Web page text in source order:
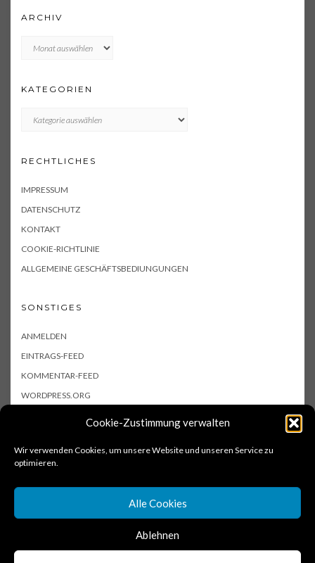
Cookie-Zustimmung verwalten
Wir verwenden Cookies, um unsere Website und unseren Service zu
optimieren.
Alle Cookies
Ablehnen
ARCHIV
KATEGORIEN
RECHTLICHES
IMPRESSUM
DATENSCHUTZ
KONTAKT
COOKIE-RICHTLINIE
ALLGEMEINE GESCHÄFTSBEDIUNGUNGEN
SONSTIGES
ANMELDEN
EINTRAGS-FEED
KOMMENTAR-FEED
WORDPRESS.ORG